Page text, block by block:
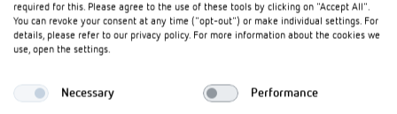
Rahmen für Aufputz-Montage des
Präsenzmelders
Farbe: Schwarz
Rahmen für
required for this. Please agree to the use of these tools by clicking on "Accept All".
You can revoke your consent at any time ("opt-out") or make individual settings. For
details, please refer to our privacy policy. For more information about the cookies we
use, open the settings.
Necessary Performance